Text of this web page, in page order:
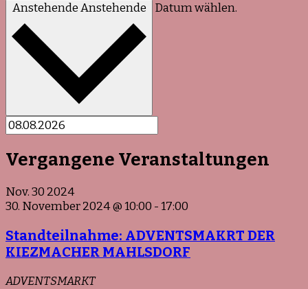
AnstehendeAnstehende Datum wählen.
Vergangene Veranstaltungen
Nov.30 2024
30. November 2024 @ 10:00 -17:00
Standteilnahme: ADVENTSMAKRT DER
KIEZMACHER MAHLSDORF
ADVENTSMARKT